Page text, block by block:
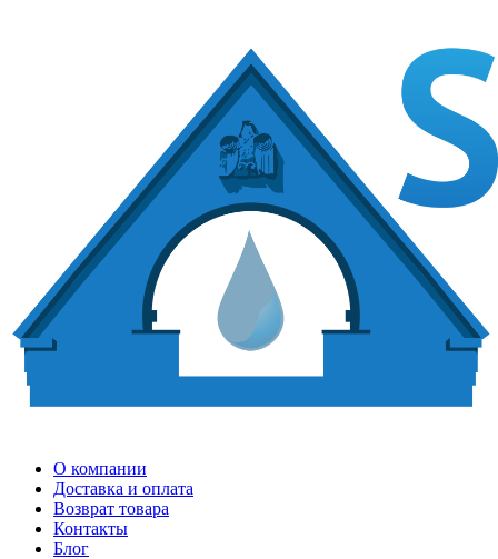
О компании
Доставка и оплата
Возврат товара
Контакты
Блог